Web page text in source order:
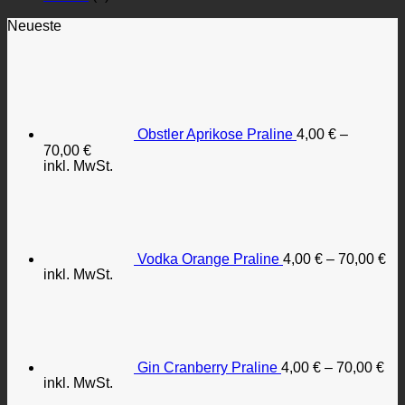
Neueste
Obstler Aprikose Praline 4,00 € –
70,00 €
inkl. MwSt.
Vodka Orange Praline 4,00 € – 70,00 €
inkl. MwSt.
Gin Cranberry Praline 4,00 € – 70,00 €
inkl. MwSt.